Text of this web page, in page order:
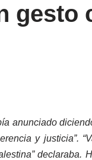
gesto
anunciado
y justicia”.
declaraba.